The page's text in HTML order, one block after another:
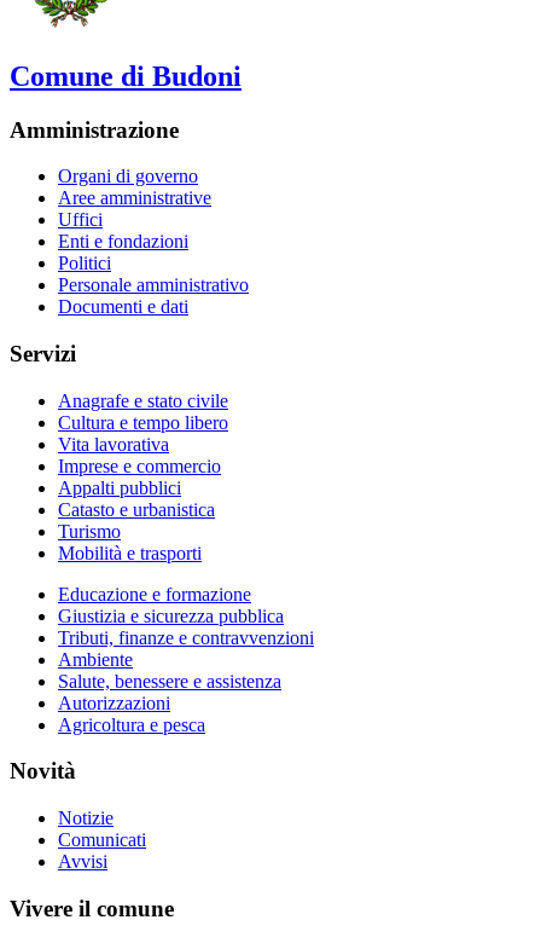
Comune di Budoni
Amministrazione
Organi di governo
Aree amministrative
Uffici
Enti e fondazioni
Politici
Personale amministrativo
Documenti e dati
Servizi
Anagrafe e stato civile
Cultura e tempo libero
Vita lavorativa
Imprese e commercio
Appalti pubblici
Catasto e urbanistica
Turismo
Mobilità e trasporti
Educazione e formazione
Giustizia e sicurezza pubblica
Tributi, finanze e contravvenzioni
Ambiente
Salute, benessere e assistenza
Autorizzazioni
Agricoltura e pesca
Novità
Notizie
Comunicati
Avvisi
Vivere il comune